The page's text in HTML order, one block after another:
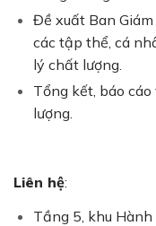
Đề xuất Ban
các tập thể, cá
lý chất lượng.
Tổng kết, báo
lượng.
Liên hệ:
Tầng 5, khu